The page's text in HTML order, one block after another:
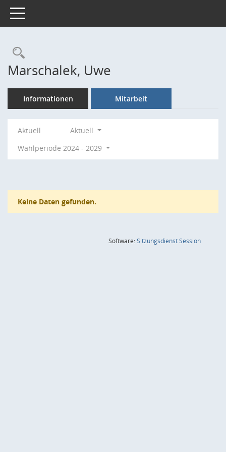
Toggle navigation
Rechercheauswahl
Marschalek, Uwe
Informationen Mitarbeit
Aktuell
Aktuell
Wahlperiode 2024 - 2029
Keine Daten gefunden.
Software:SitzungsdienstSession(Wird in